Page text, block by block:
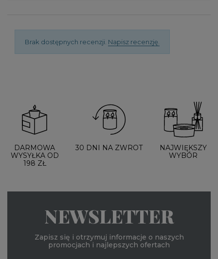
Brak dostępnych recenzji. Napisz recenzję.
DARMOWA
WYSYŁKA OD
198 ZŁ
30 DNI NA ZWROT
NAJWIĘKSZY
WYBÓR
NEWSLETTER
Zapisz się i otrzymuj informacje o naszych
promocjach i najlepszych ofertach